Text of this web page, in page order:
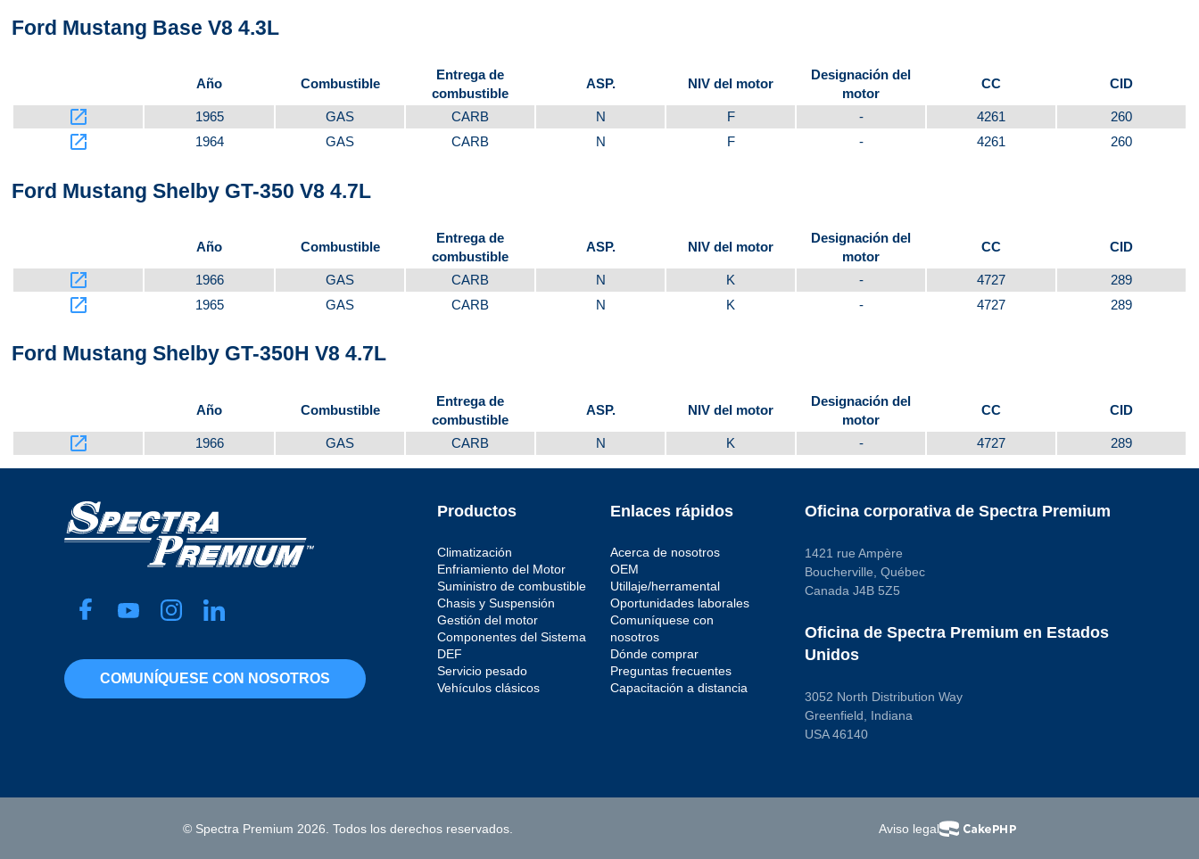
Ford Mustang Base V8 4.3L
Año Combustible
Entrega de
combustible
ASP. NIV del motor
Designación del
motor
CC CID
launch 1965 GAS CARB N F - 4261 260
launch 1964 GAS CARB N F - 4261 260
Ford Mustang Shelby GT-350 V8 4.7L
Año Combustible
Entrega de
combustible
ASP. NIV del motor
Designación del
motor
CC CID
launch 1966 GAS CARB N K - 4727 289
launch 1965 GAS CARB N K - 4727 289
Ford Mustang Shelby GT-350H V8 4.7L
Año Combustible
Entrega de
combustible
ASP. NIV del motor
Designación del
motor
CC CID
launch 1966 GAS CARB N K - 4727 289
COMUNÍQUESE CON NOSOTROS
Productos
Climatización
Enfriamiento del Motor
Suministro de combustible
Chasis y Suspensión
Gestión del motor
Componentes del Sistema
DEF
Servicio pesado
Vehículos clásicos
Enlaces rápidos
Acerca de nosotros
OEM
Utillaje/herramental
Oportunidades laborales
Comuníquese con
nosotros
Dónde comprar
Preguntas frecuentes
Capacitación a distancia
Oficina corporativa de Spectra Premium
1421 rue Ampère
Boucherville, Québec
Canada J4B 5Z5
Oficina de Spectra Premium en Estados
Unidos
3052 North Distribution Way
Greenfield, Indiana
USA 46140
© Spectra Premium 2026. Todos los derechos reservados. Aviso legal